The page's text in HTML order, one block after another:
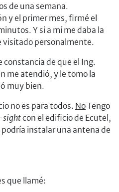
de una semana.
y el primer mes, firmé el
Y si a mí me daba la
visitado personalmente.
constancia de que el Ing.
me atendió, y le tomo la
muy bien.
no es para todos. NoTengo
con el edificio de Ecutel,
podría instalar una antena de
que llamé: